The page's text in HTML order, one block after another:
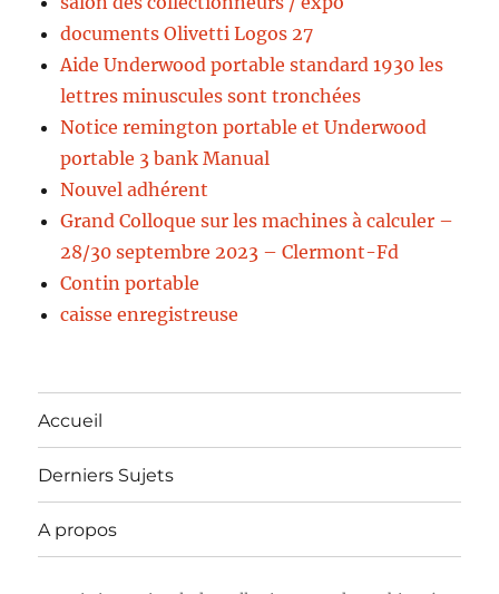
documents Olivetti Logos 27
Aide Underwood portable standard 1930 les
lettres minuscules sont tronchées
Notice remington portable et Underwood
portable 3 bank Manual
Nouvel adhérent
Grand Colloque sur les machines à calculer –
28/30 septembre 2023 – Clermont-Fd
Contin portable
caisse enregistreuse
Accueil
Derniers Sujets
A propos